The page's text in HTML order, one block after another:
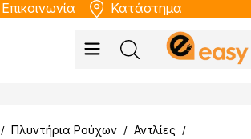
Επικοινωνία Κατάστημα
/ Πλυντήρια Ρούχων / Αντλίες /